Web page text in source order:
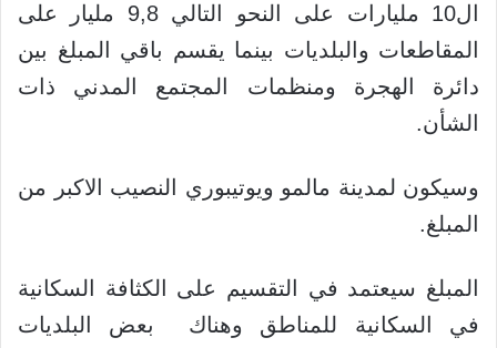
ال10 مليارات على النحو التالي 9,8 مليار على
المقاطعات والبلديات بينما يقسم باقي المبلغ بين
دائرة الهجرة ومنظمات المجتمع المدني ذات
الشأن.
وسيكون لمدينة مالمو ويوتيبوري النصيب الاكبر من
المبلغ.
المبلغ سيعتمد في التقسيم على الكثافة السكانية
في السكانية للمناطق وهناك بعض البلديات